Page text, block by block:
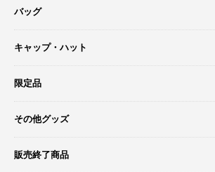
バッグ
キャップ・ハット
限定品
その他グッズ
販売終了商品